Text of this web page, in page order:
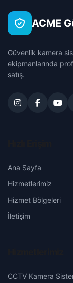
Çorum
Denizli
Edirne
Erzurum
Hacılar
Hatuniye
İstiklal
Koçak
ACME
Güvenlik kamera
ekipmanlarında
satış.
Ana Sayfa
Hizmetlerimiz
Hizmet Bölgeleri
İletişim
CCTV Kamera